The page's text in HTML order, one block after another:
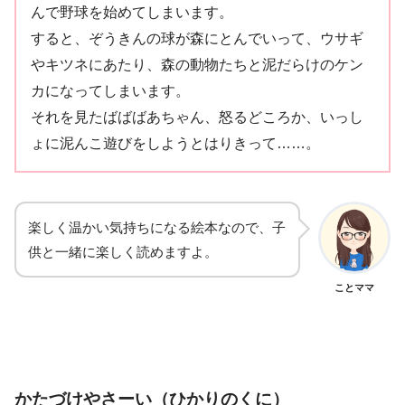
んで野球を始めてしまいます。
すると、ぞうきんの球が森にとんでいって、ウサギ
やキツネにあたり、森の動物たちと泥だらけのケン
カになってしまいます。
それを見たばばばあちゃん、怒るどころか、いっし
ょに泥んこ遊びをしようとはりきって……。
楽しく温かい気持ちになる絵本なので、子
供と一緒に楽しく読めますよ。
ことママ
かたづけやさーい（ひかりのくに）